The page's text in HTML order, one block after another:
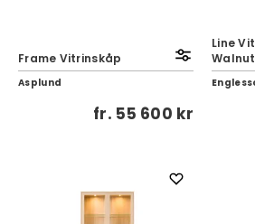
Frame Vitrinskåp
Asplund
fr. 55 600 kr
Line